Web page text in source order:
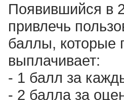
Появившийся в
привлечь
баллы, которые
выплачивает:
- 1 балл за
- 2 балла за